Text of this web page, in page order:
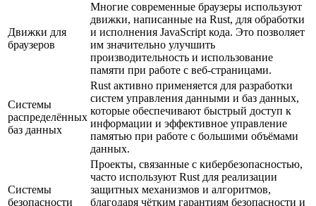
Движки для
браузеров
Многие современные браузеры используют
движки, написанные на Rust, для обработки
и исполнения JavaScript кода. Это позволяет
им значительно улучшить
производительность и использование
памяти при работе с веб-страницами.
Системы
распределённых
баз данных
Rust активно применяется для разработки
систем управления данными и баз данных,
которые обеспечивают быстрый доступ к
информации и эффективное управление
памятью при работе с большими объёмами
данных.
Системы
безопасности
Проекты, связанные с кибербезопасностью,
часто используют Rust для реализации
защитных механизмов и алгоритмов,
благодаря чётким гарантиям безопасности и